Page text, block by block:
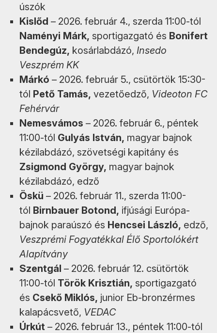
úszók
Kislőd – 2026. február 4., szerda 11:00-tól
Naményi Márk, sportigazgató és Bonifert
Bendegúz, kosárlabdázó, Insedo
Veszprém KK
Márkó – 2026. február 5., csütörtök 15:30-
tól Pető Tamás, vezetőedző, Videoton FC
Fehérvár
Nemesvámos – 2026. február 6., péntek
11:00-tól Gulyás István, magyar bajnok
kézilabdázó, szövetségi kapitány és
Zsigmond György, magyar bajnok
kézilabdázó, edző
Öskü – 2026. február 11., szerda 11:00-
tól Birnbauer Botond, ifjúsági Európa-
bajnok paraúszó és Hencsei László, edző,
Veszprémi Fogyatékkal Élő Sportolókért
Alapítvány
Szentgál – 2026. február 12. csütörtök
11:00-tól Török Krisztián, sportigazgató
és Csekő Miklós, junior Eb-bronzérmes
kalapácsvető, VEDAC
Úrkút – 2026. február 13., péntek 11:00-tól